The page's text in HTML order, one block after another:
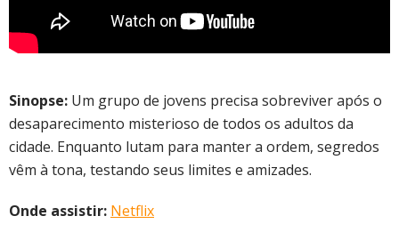
Sinopse: Um grupo de jovens precisa sobreviver após o
desaparecimento misterioso de todos os adultos da
cidade. Enquanto lutam para manter a ordem, segredos
vêm à tona, testando seus limites e amizades.
Onde assistir: Netflix